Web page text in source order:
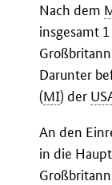
Nach dem
insgesamt
Darunter
(MI) der
An den
in die